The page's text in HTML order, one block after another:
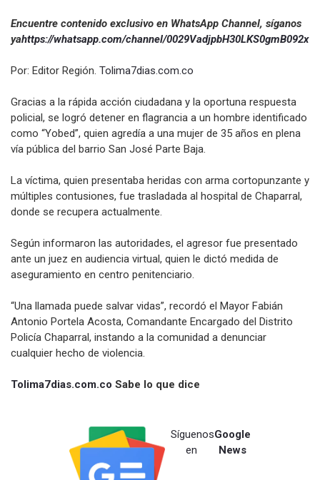
Encuentre contenido exclusivo en WhatsApp Channel, síganos
yahttps://whatsapp.com/channel/0029VadjpbH30LKS0gmB092x
Por: Editor Región. Tolima7dias.com.co
Gracias a la rápida acción ciudadana y la oportuna respuesta
policial, se logró detener en flagrancia a un hombre identificado
como “Yobed”, quien agredía a una mujer de 35 años en plena
vía pública del barrio San José Parte Baja.
La víctima, quien presentaba heridas con arma cortopunzante y
múltiples contusiones, fue trasladada al hospital de Chaparral,
donde se recupera actualmente.
Según informaron las autoridades, el agresor fue presentado
ante un juez en audiencia virtual, quien le dictó medida de
aseguramiento en centro penitenciario.
“Una llamada puede salvar vidas”, recordó el Mayor Fabián
Antonio Portela Acosta, Comandante Encargado del Distrito
Policía Chaparral, instando a la comunidad a denunciar
cualquier hecho de violencia.
Tolima7dias.com.co Sabe lo que dice
Síguenos
en
Google
News